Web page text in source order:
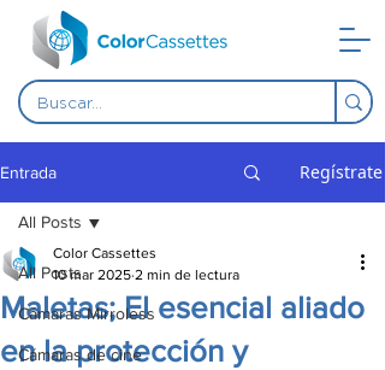
Entrada Regístrate
All Posts
Cámaras Mirroless
Cámaras de cine
All Posts
Maletas; El esencial aliado
en la protección y
Color Cassettes
10 mar 2025 2 min de lectura